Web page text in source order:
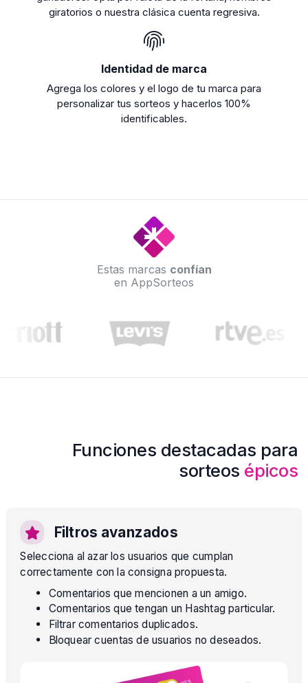
giratorios o nuestra clásica cuenta regresiva.
Identidad de marca
Agrega los colores y el logo de tu marca para
personalizar tus sorteos y hacerlos 100%
identificables.
Estas marcas confían
en AppSorteos
Funciones destacadas para
sorteos épicos
Filtros avanzados
Selecciona al azar los usuarios que cumplan
correctamente con la consigna propuesta.
Comentarios que mencionen a un amigo.
Comentarios que tengan un Hashtag particular.
Filtrar comentarios duplicados.
Bloquear cuentas de usuarios no deseados.